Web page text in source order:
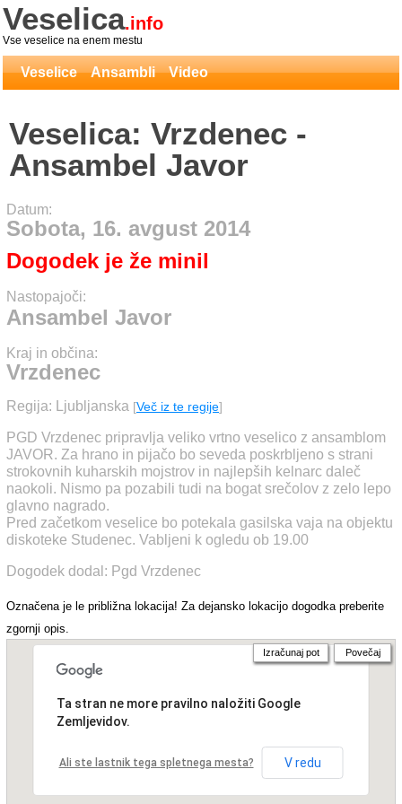
Veselica.info
Vse veselice na enem mestu
Veselice Ansambli Video
Veselica: Vrzdenec -
Ansambel Javor
Datum:
Sobota, 16. avgust 2014
Dogodek je že minil
Nastopajoči:
Ansambel Javor
Kraj in občina:
Vrzdenec
Regija: Ljubljanska [Več iz te regije]
PGD Vrzdenec pripravlja veliko vrtno veselico z ansamblom
JAVOR. Za hrano in pijačo bo seveda poskrbljeno s strani
strokovnih kuharskih mojstrov in najlepših kelnarc daleč
naokoli. Nismo pa pozabili tudi na bogat srečolov z zelo lepo
glavno nagrado.
Pred začetkom veselice bo potekala gasilska vaja na objektu
diskoteke Studenec. Vabljeni k ogledu ob 19.00
Dogodek dodal: Pgd Vrzdenec
Označena je le približna lokacija! Za dejansko lokacijo dogodka preberite
zgornji opis.
Ta stran ne more pravilno naložiti Google
Zemljevidov.
Ali ste lastnik tega spletnega mesta? V redu
Izračunaj pot Povečaj